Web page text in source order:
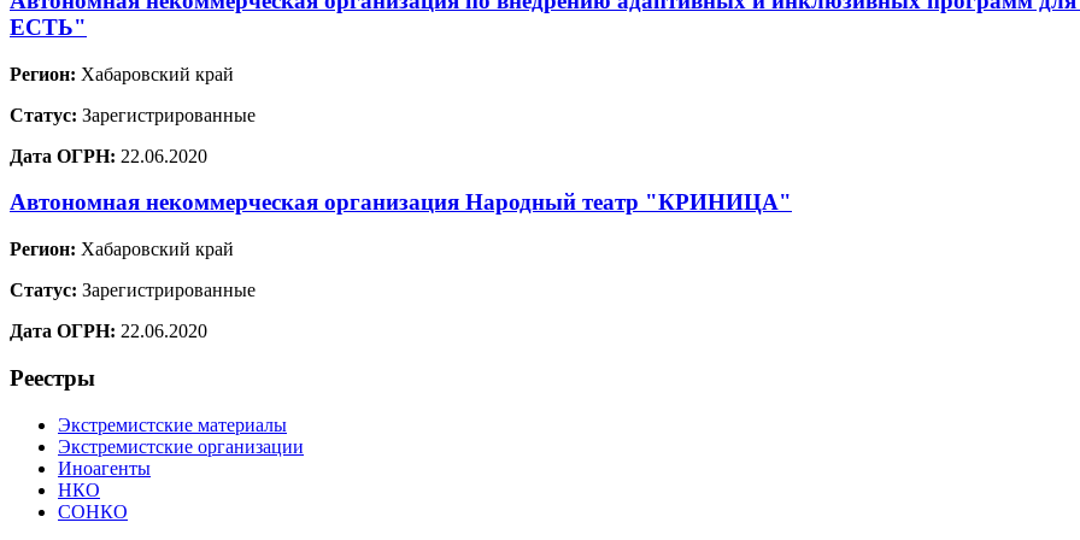
ЕСТЬ"
Регион: Хабаровский край
Статус: Зарегистрированные
Дата ОГРН: 22.06.2020
Автономная некоммерческая организация Народный театр "КРИНИЦА"
Регион: Хабаровский край
Статус: Зарегистрированные
Дата ОГРН: 22.06.2020
Реестры
Экстремистские материалы
Экстремистские организации
Иноагенты
НКО
СОНКО